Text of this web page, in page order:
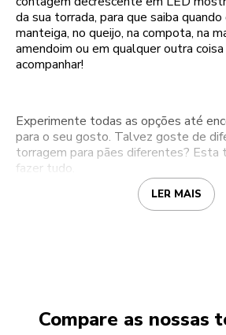
da sua torrada, para que saiba
manteiga, no queijo, na compota, na
amendoim ou em qualquer outra
acompanhar!
Experimente todas as opções até
para o seu gosto. Talvez goste de
torragem para pães diferentes? Esta
fazer tudo.
LER MAIS
Compare as nossas